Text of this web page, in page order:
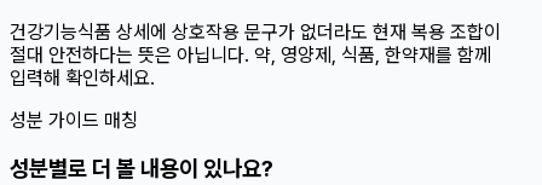
건강기능식품 상세에 상호작용 문구가 없더라도 현재 복용 조합이
절대 안전하다는 뜻은 아닙니다. 약, 영양제, 식품, 한약재를 함께
입력해 확인하세요.
성분 가이드 매칭
성분별로 더 볼 내용이 있나요?